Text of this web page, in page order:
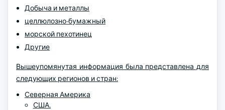
Добыча и металлы
целлюлозно-бумажный
морской пехотинец
Другие
Вышеупомянутая информация была представлена для
следующих регионов и стран:
Северная Америка
США.